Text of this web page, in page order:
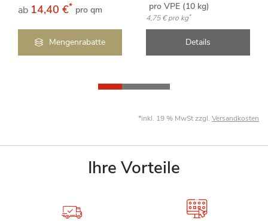
ab 14,40 €* pro qm
Mengenrabatte
pro VPE (10 kg)
4,75 €pro kg*
Details
*inkl. 19 % MwSt zzgl. Versandkosten
Ihre Vorteile